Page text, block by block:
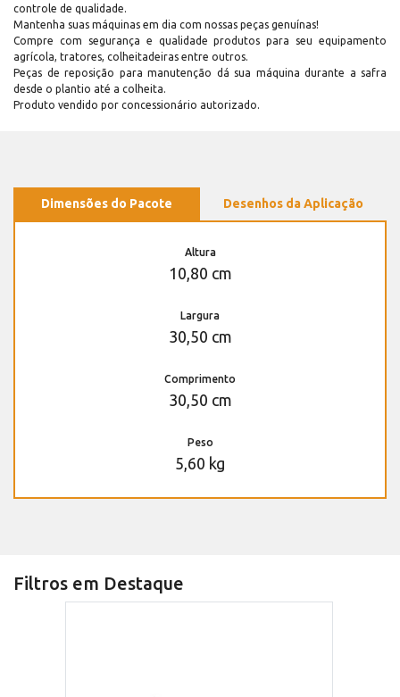
controle de qualidade.
Mantenha suas máquinas em dia com nossas peças genuínas!
Compre com segurança e qualidade produtos para seu equipamento
agrícola, tratores, colheitadeiras entre outros.
Peças de reposição para manutenção dá sua máquina durante a safra
desde o plantio até a colheita.
Produto vendido por concessionário autorizado.
Dimensões do Pacote Desenhos da Aplicação
Altura
10,80 cm
Largura
30,50 cm
Comprimento
30,50 cm
Peso
5,60 kg
Filtros em Destaque